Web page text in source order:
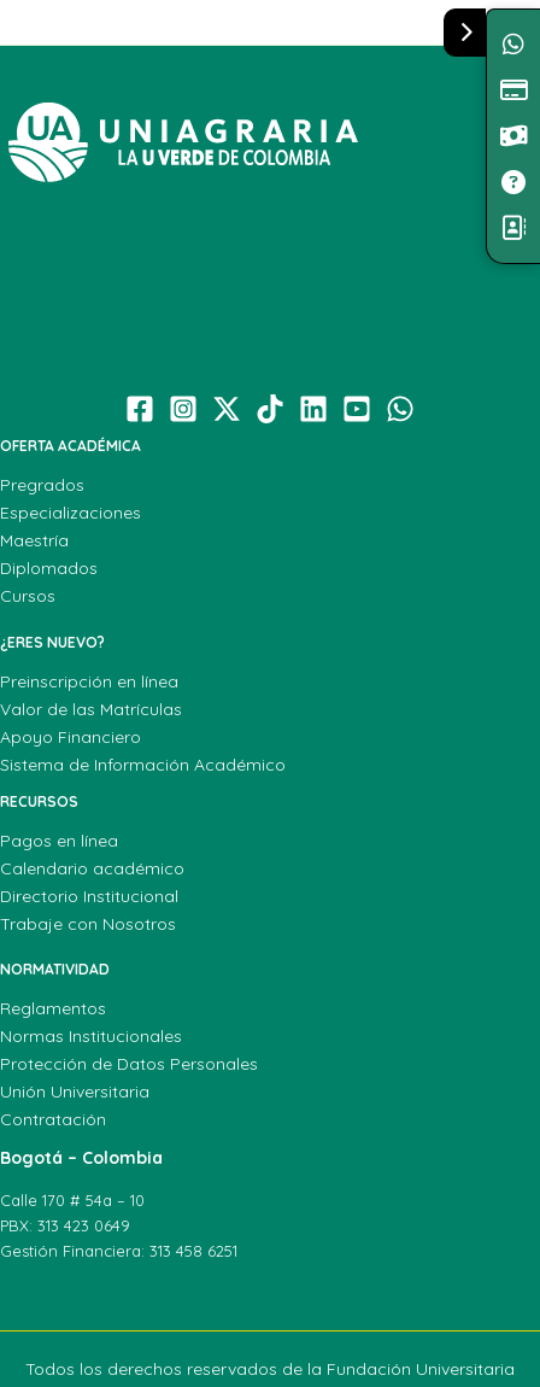
OFERTA ACADÉMICA
Pregrados
Especializaciones
Maestría
Diplomados
Cursos
¿ERES NUEVO?
Preinscripción en línea
Valor de las Matrículas
Apoyo Financiero
Sistema de Información Académico
RECURSOS
Pagos en línea
Calendario académico
Directorio Institucional
Trabaje con Nosotros
NORMATIVIDAD
Reglamentos
Normas Institucionales
Protección de Datos Personales
Unión Universitaria
Contratación
Bogotá – Colombia
Calle 170 # 54a – 10
PBX: 313 423 0649
Gestión Financiera: 313 458 6251
Todos los derechos reservados de la Fundación Universitaria